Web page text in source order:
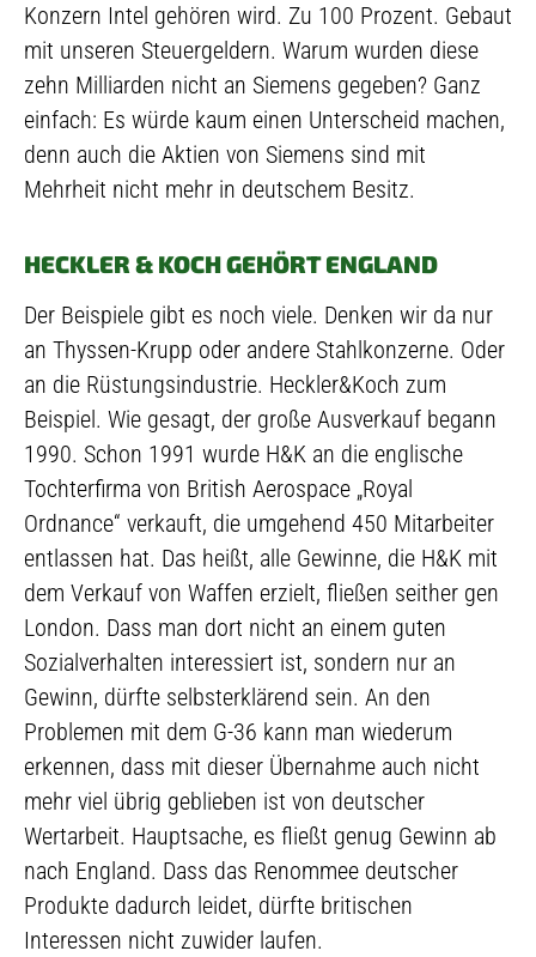
Konzern Intel gehören wird. Zu 100 Prozent. Gebaut
mit unseren Steuergeldern. Warum wurden diese
zehn Milliarden nicht an Siemens gegeben? Ganz
einfach: Es würde kaum einen Unterscheid machen,
denn auch die Aktien von Siemens sind mit
Mehrheit nicht mehr in deutschem Besitz.
HECKLER & KOCH GEHÖRT ENGLAND
Der Beispiele gibt es noch viele. Denken wir da nur
an Thyssen-Krupp oder andere Stahlkonzerne. Oder
an die Rüstungsindustrie. Heckler&Koch zum
Beispiel. Wie gesagt, der große Ausverkauf begann
1990. Schon 1991 wurde H&K an die englische
Tochterfirma von British Aerospace „Royal
Ordnance“ verkauft, die umgehend 450 Mitarbeiter
entlassen hat. Das heißt, alle Gewinne, die H&K mit
dem Verkauf von Waffen erzielt, fließen seither gen
London. Dass man dort nicht an einem guten
Sozialverhalten interessiert ist, sondern nur an
Gewinn, dürfte selbsterklärend sein. An den
Problemen mit dem G-36 kann man wiederum
erkennen, dass mit dieser Übernahme auch nicht
mehr viel übrig geblieben ist von deutscher
Wertarbeit. Hauptsache, es fließt genug Gewinn ab
nach England. Dass das Renommee deutscher
Produkte dadurch leidet, dürfte britischen
Interessen nicht zuwider laufen.